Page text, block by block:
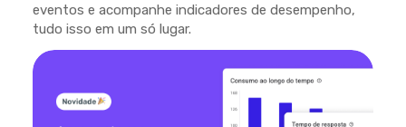
eventos e acompanhe indicadores de desempenho,
tudo isso em um só lugar.